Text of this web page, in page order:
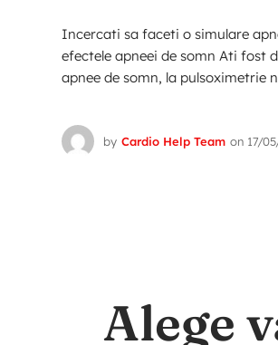
Incercati sa faceti o simulare
efectele apneei de somn Ati fost
apnee de somn, la pulsoximetrie
by Cardio Help Team on 17/
Alege